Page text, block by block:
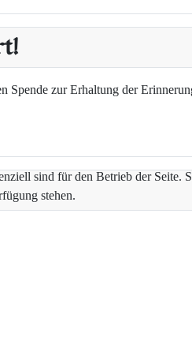
zur Erhaltung der
sind für den Betrieb der
stehen.